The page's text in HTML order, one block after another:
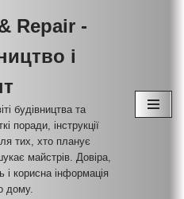
Repair -
і
будівництва та
поради, інструкції
тих, хто планує
майстрів. Довіра,
і корисна інформація
дому.